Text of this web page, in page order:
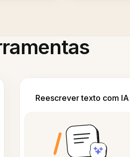
Reescrever texto com IA